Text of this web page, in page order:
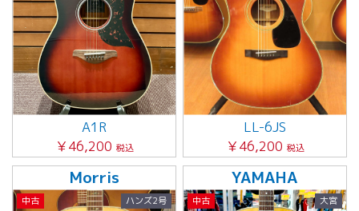
A1R
￥46,200 税込
LL-6JS
￥46,200 税込
Morris
中古 ハンズ2号
YAMAHA
中古 大宮